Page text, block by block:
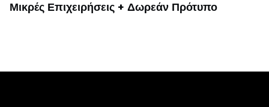
Μικρές Επιχειρήσεις + Δωρεάν Πρότυπο